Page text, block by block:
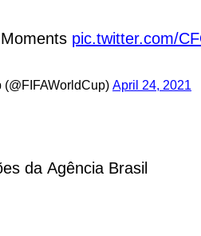
Moments pic.twitter.com/
April 24, 2021
da Agência Brasil